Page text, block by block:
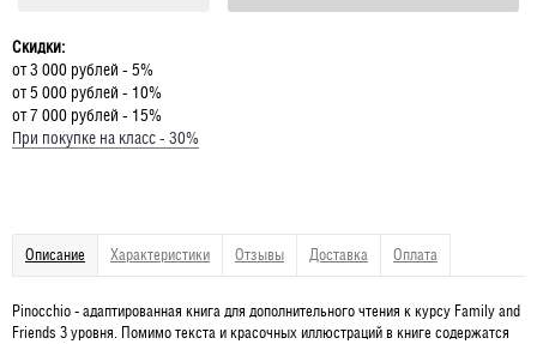
Скидки:
от 3 000 рублей - 5%
от 5 000 рублей - 10%
от 7 000 рублей - 15%
При покупке на класс - 30%
Описание Характеристики Отзывы Доставка Оплата
Pinocchio - адаптированная книга для дополнительного чтения к курсу Family and
Friends 3 уровня. Помимо текста и красочных иллюстраций в книге содержатся